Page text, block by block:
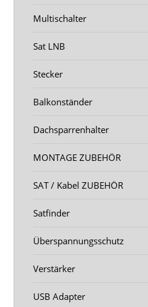
Multischalter
Sat LNB
Stecker
Balkonständer
Dachsparrenhalter
MONTAGE ZUBEHÖR
SAT / Kabel ZUBEHÖR
Satfinder
Überspannungsschutz
Verstärker
USB Adapter